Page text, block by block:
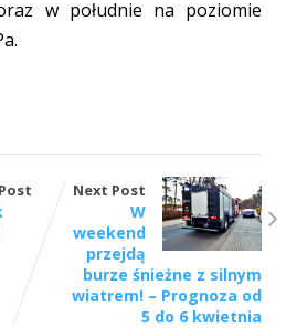
w południe na poziomie
Next Post
W
weekend
przejdą
burze śnieżne z silnym
wiatrem! – Prognoza od
5 do 6 kwietnia